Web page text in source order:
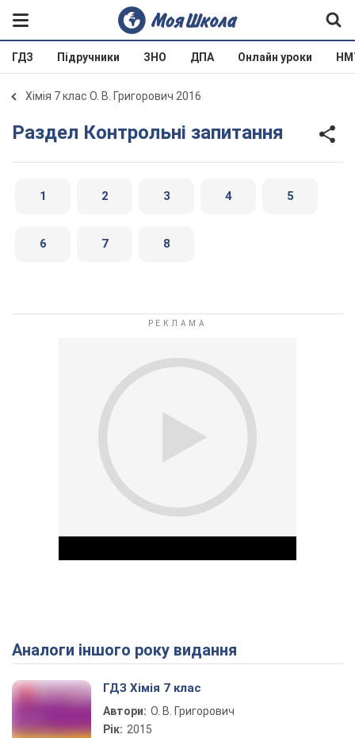
ГДЗ Підручники ЗНО ДПА Онлайн уроки
Хімія 7 клас О. В. Григорович 2016
Раздел Контрольні запитання
1 2 3 4 5
6 7 8
Play Video
Аналоги іншого року видання
ГДЗ Хімія 7 клас
Автори: О. В. Григорович
Рік: 2015